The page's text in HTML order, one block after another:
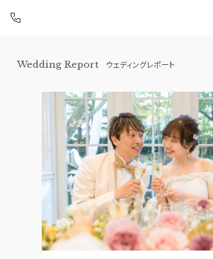
赤坂 アプローズス
トップ
BRIDAL
ブライダルフェア
WEDDING REPORT
体験者レポート
PHOTO
フォトギャラリー
PLAN
プラン 挙式
Wedding Report ウェディングレポート